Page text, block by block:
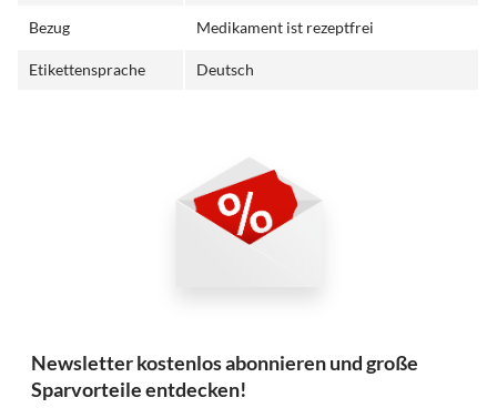
Bezug Medikament ist rezeptfrei
Etikettensprache Deutsch
Newsletter kostenlos abonnieren und große
Sparvorteile entdecken!